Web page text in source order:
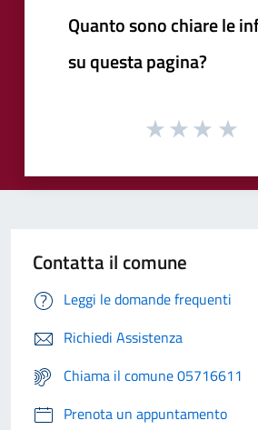
Quanto sono chiare le
su questa pagina?
Contatta il comune
Leggi le domande frequenti
Richiedi Assistenza
Chiama il comune 05716611
Prenota un appuntamento